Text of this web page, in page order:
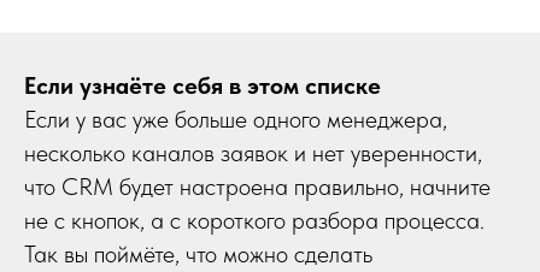
Если узнаёте себя в этом списке
Если у вас уже больше одного менеджера,
несколько каналов заявок и нет уверенности,
что CRM будет настроена правильно, начните
не с кнопок, а с короткого разбора процесса.
Так вы поймёте, что можно сделать